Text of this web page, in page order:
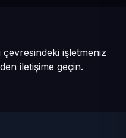
işletmeniz
iletişime geçin.